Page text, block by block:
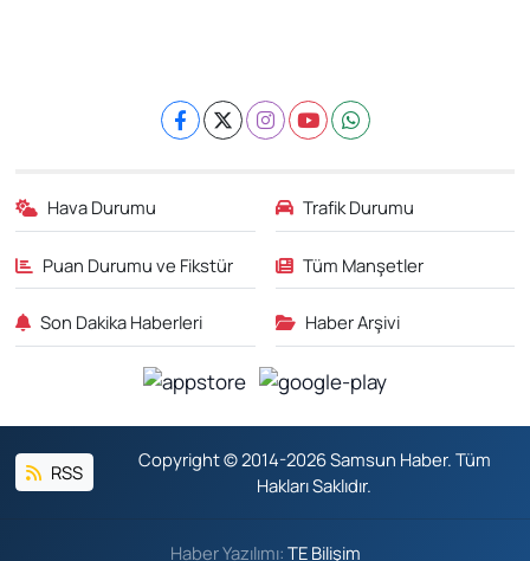
Hava Durumu Trafik Durumu
Puan Durumu ve Fikstür Tüm Manşetler
Son Dakika Haberleri Haber Arşivi
RSS
Copyright © 2014-2026 Samsun Haber. Tüm
Hakları Saklıdır.
Haber Yazılımı: TE Bilişim